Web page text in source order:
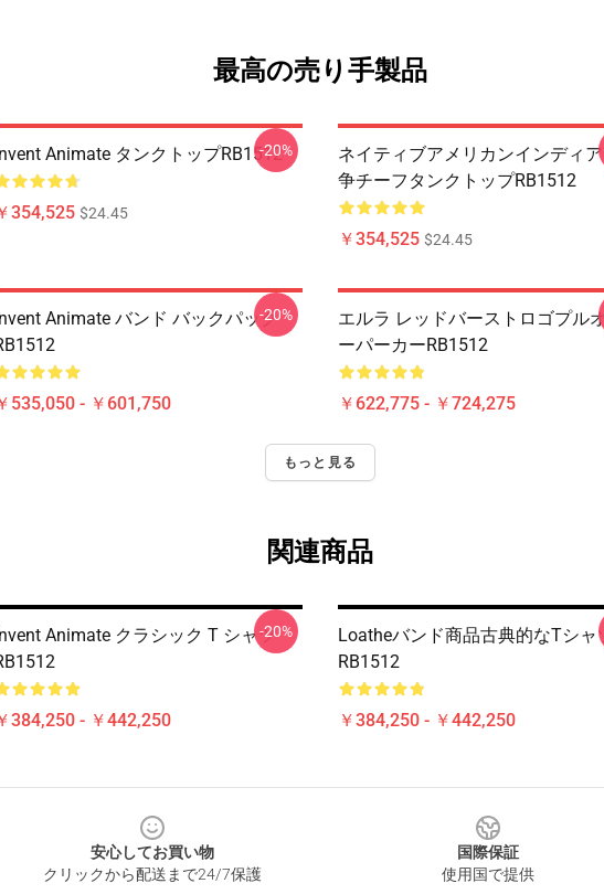
最高の売り手製品
Animate タンクトップRB1512
354,525 $24.45
-20%
ネイティブアメリカンインディ
争チーフタンクトップRB1512
￥354,525 $24.45
Animate バンド バックパック
535,050 - ￥601,750
-20%
エルラ レッドバーストロゴプル
ーパーカーRB1512
￥622,775 - ￥724,275
もっと見る
関連商品
Animate クラシック T シャツ
384,250 - ￥442,250
-20%
Loatheバンド商品古典的なTシャ
RB1512
￥384,250 - ￥442,250
安心してお買い物
クリックから配送まで24/7保護
国際保証
使用国で提供